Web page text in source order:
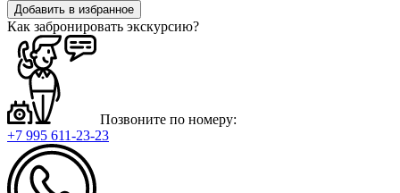
Добавить в избранное
Как забронировать экскурсию?
Позвоните по номеру:
+7 995 611-23-23